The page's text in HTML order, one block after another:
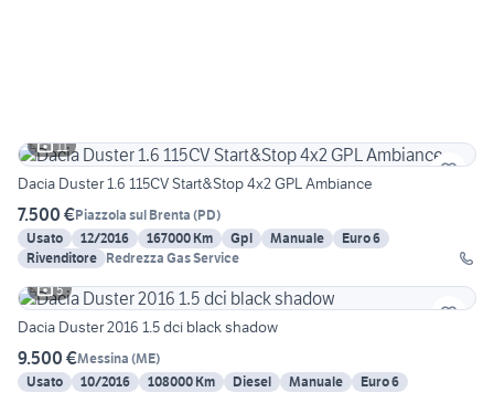
11
Dacia Duster 1.6 115CV Start&Stop 4x2 GPL Ambiance
7.500 €Piazzola sul Brenta (PD)
Usato
12/2016 167000 Km Gpl Manuale
Euro 6
Rivenditore Redrezza Gas Service
5
Dacia Duster 2016 1.5 dci black shadow
9.500 €Messina (ME)
Usato
10/2016 108000 Km Diesel Manuale
Euro 6